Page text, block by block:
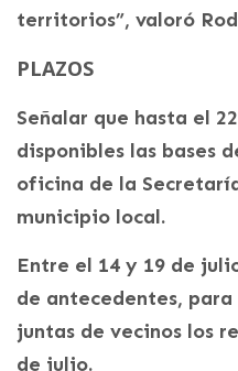
territorios”, valoró
PLAZOS
Señalar que hasta el
disponibles las bases
oficina de la
municipio local.
Entre el 14 y 19 de
de antecedentes,
juntas de vecinos los
de julio.